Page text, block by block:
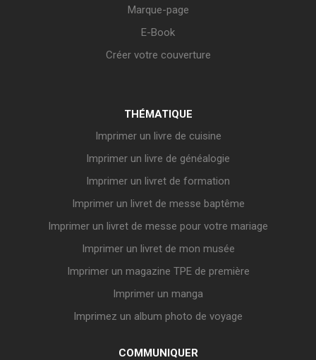
Marque-page
E-Book
Créer votre couverture
THÉMATIQUE
Imprimer un livre de cuisine
Imprimer un livre de généalogie
Imprimer un livret de formation
Imprimer un livret de messe baptême
Imprimer un livret de messe pour votre mariage
Imprimer un livret de mon musée
Imprimer un magazine TPE de première
Imprimer un manga
Imprimez un album photo de voyage
COMMUNIQUER